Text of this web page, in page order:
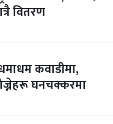
वितरण
कवाडीमा,
घनचक्करमा